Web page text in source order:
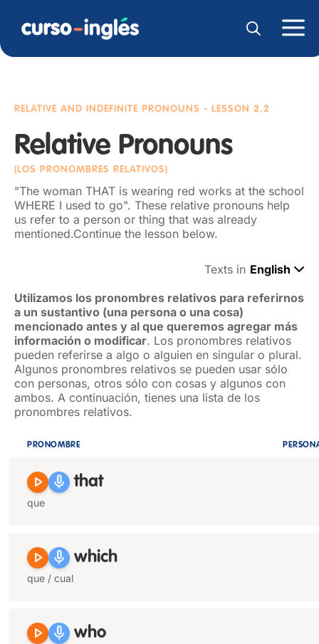
RELATIVE AND INDEFINITE PRONOUNS - LESSON 2.2
Relative Pronouns
(LOS PRONOMBRES RELATIVOS)
"The woman THAT is wearing red works at the school
WHERE I used to go". These relative pronouns help
us refer to a person or thing that was already
mentioned.Continue the lesson below.
Texts in English
Utilizamos los pronombres relativos para referirnos
a un sustantivo (una persona o una cosa)
mencionado antes y al que queremos agregar más
información o modificar. Los pronombres relativos
pueden referirse a algo o alguien en singular o plural.
Algunos pronombres relativos se pueden usar sólo
con personas, otros sólo con cosas y algunos con
ambos. A continuación, tienes una lista de los
pronombres relativos.
PRONOMBRE
play_arrow mic that
que
play_arrow mic which
que / cual
play_arrow mic who